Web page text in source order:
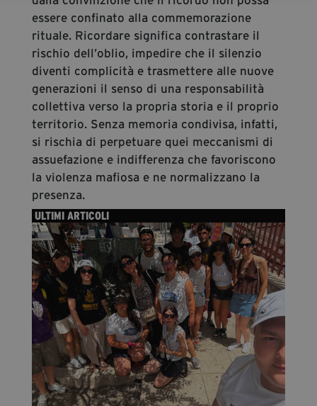
essere confinato alla commemorazione
rituale. Ricordare significa contrastare il
rischio dell’oblio, impedire che il silenzio
diventi complicità e trasmettere alle nuove
generazioni il senso di una responsabilità
collettiva verso la propria storia e il proprio
territorio. Senza memoria condivisa, infatti,
si rischia di perpetuare quei meccanismi di
assuefazione e indifferenza che favoriscono
la violenza mafiosa e ne normalizzano la
presenza.
ULTIMI ARTICOLI